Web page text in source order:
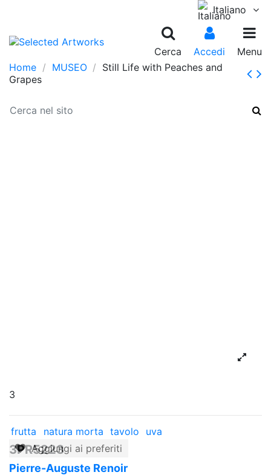
Italiano
Cerca Accedi Menu
Home MUSEO
Still Life with Peaches and
Grapes
3
frutta natura morta tavolo
uva
Aggiungi ai preferiti
3PR5223
Pierre-Auguste Renoir